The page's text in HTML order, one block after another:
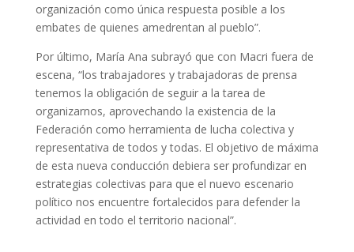
organización como única respuesta posible a los
embates de quienes amedrentan al pueblo”.
Por último, María Ana subrayó que con Macri fuera de
escena, “los trabajadores y trabajadoras de prensa
tenemos la obligación de seguir a la tarea de
organizarnos, aprovechando la existencia de la
Federación como herramienta de lucha colectiva y
representativa de todos y todas. El objetivo de máxima
de esta nueva conducción debiera ser profundizar en
estrategias colectivas para que el nuevo escenario
político nos encuentre fortalecidos para defender la
actividad en todo el territorio nacional”.